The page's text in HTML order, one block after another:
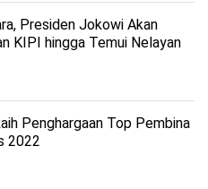
Presiden Jokowi Akan
KIPI hingga Temui Nelayan
Penghargaan Top Pembina
2022